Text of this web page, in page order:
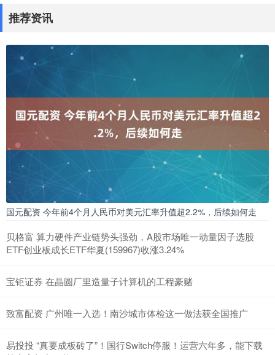
推荐资讯
国元配资 今年前4个月人民币对美元汇率升值超2.2%，后续如何走
贝格富 算力硬件产业链势头强劲，A股市场唯一动量因子选股
ETF创业板成长ETF华夏(159967)收涨3.24%
宝钜证券 在晶圆厂里造量子计算机的工程豪赌
致富配资 广州唯一入选！南沙城市体检这一做法获全国推广
易投投 “真要成板砖了”！国行Switch停服！运营六年多，能下载